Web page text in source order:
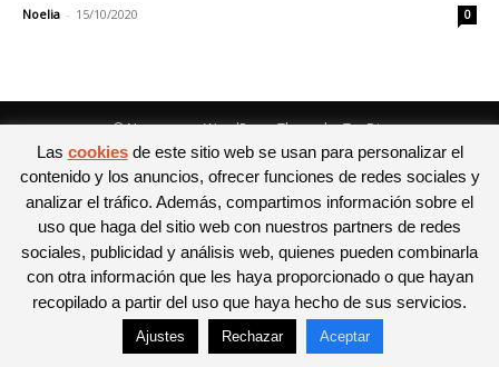
Noelia - 15/10/2020 0
© Newspaper WordPress Theme by TagDiv
Las cookiesde este sitio web se usan para personalizar el
contenido y los anuncios, ofrecer funciones de redes sociales y
analizar el tráfico. Además, compartimos información sobre el
uso que haga del sitio web con nuestros partners de redes
sociales, publicidad y análisis web, quienes pueden combinarla
con otra información que les haya proporcionado o que hayan
recopilado a partir del uso que haya hecho de sus servicios.
Ajustes Rechazar Aceptar